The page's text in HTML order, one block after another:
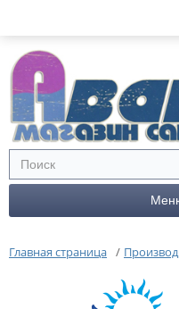
Главная страница /